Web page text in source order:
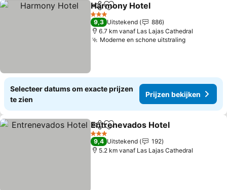
DelenToevoegen aan favorieten
Harmony Hotel
3 Sterren
9,3 Uitstekend
886
6.7 km vanaf Las Lajas Cathedral
Moderne en schone uitstraling
Selecteer datums om exacte prijzen
te zien
Prijzen bekijken
DelenToevoegen aan favorieten
Entrenevados Hotel
3 Sterren
9,4 Uitstekend
192
5.2 km vanaf Las Lajas Cathedral